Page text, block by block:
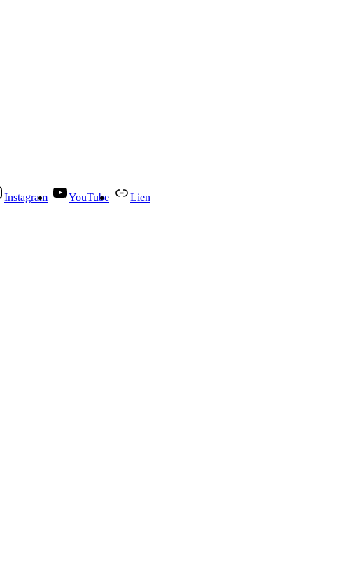
Instagram YouTube Lien